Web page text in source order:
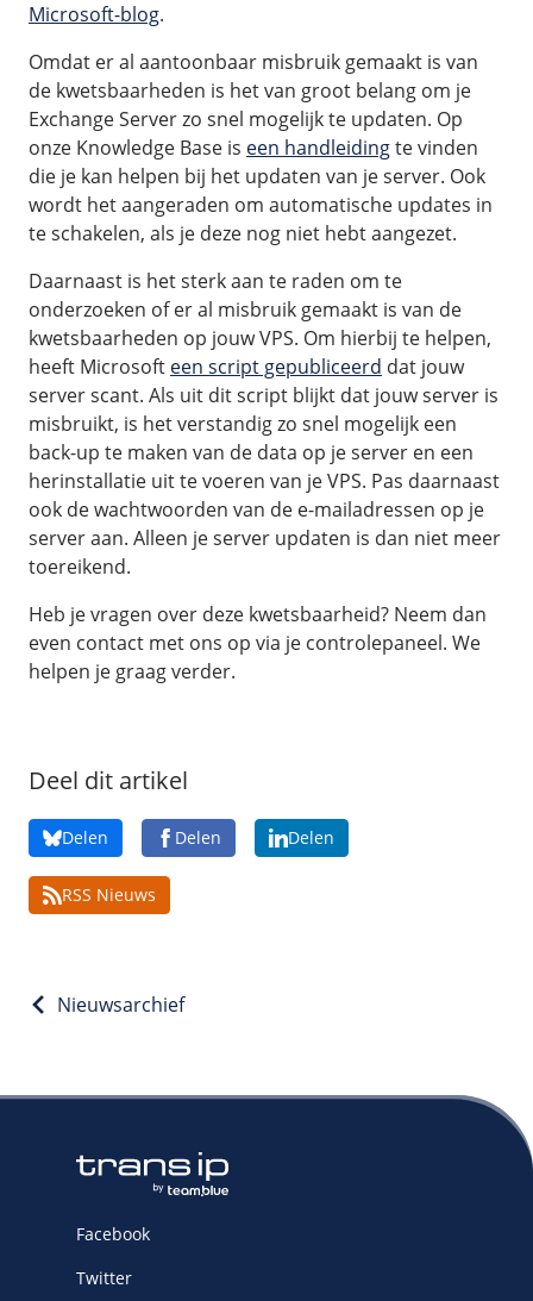
Microsoft-blog.
Omdat er al aantoonbaar misbruik gemaakt is van
de kwetsbaarheden is het van groot belang om je
Exchange Server zo snel mogelijk te updaten. Op
onze Knowledge Base is een handleidingte vinden
die je kan helpen bij het updaten van je server. Ook
wordt het aangeraden om automatische updates in
te schakelen, als je deze nog niet hebt aangezet.
Daarnaast is het sterk aan te raden om te
onderzoeken of er al misbruik gemaakt is van de
kwetsbaarheden op jouw VPS. Om hierbij te helpen,
heeft Microsoft een script gepubliceerd dat jouw
server scant. Als uit dit script blijkt dat jouw server is
misbruikt, is het verstandig zo snel mogelijk een
back-up te maken van de data op je server en een
herinstallatie uit te voeren van je VPS. Pas daarnaast
ook de wachtwoorden van de e-mailadressen op je
server aan. Alleen je server updaten is dan niet meer
toereikend.
Heb je vragen over deze kwetsbaarheid? Neem dan
even contact met ons op via je controlepaneel. We
helpen je graag verder.
Deel dit artikel
Delen Delen Delen
RSS Nieuws
Nieuwsarchief
Facebook
Twitter